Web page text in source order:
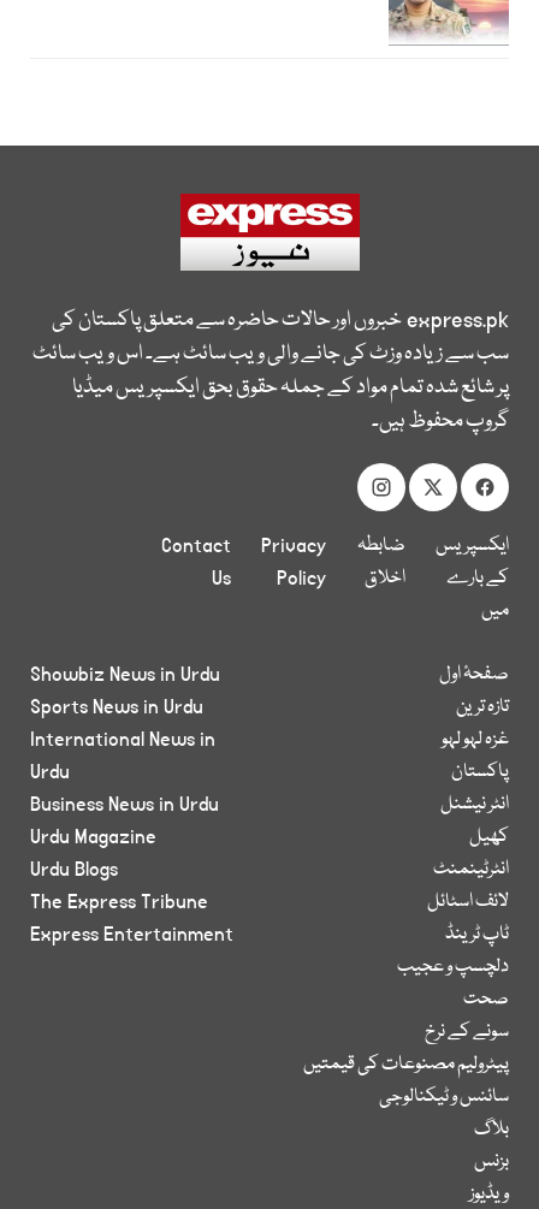
express.pkخبروں اور حالات حاضرہ سے متعلق پاکستان کی
سب سے زیادہ وزٹ کی جانے والی ویب سائٹ ہے۔ اس ویب سائٹ
پر شائع شدہ تمام مواد کے جملہ حقوق بحق ایکسپریس میڈیا
گروپ محفوظ ہیں۔
ایکسپریس
کے بارے
میں
ضابطہ
اخلاق
Privacy
Policy
Contact
Us
صفحۂ اول
تازہ ترین
غزہ لہو لہو
پاکستان
انٹر نیشنل
کھیل
انٹرٹینمنٹ
لائف اسٹائل
ٹاپ ٹرینڈ
دلچسپ و عجیب
صحت
سونے کے نرخ
پیٹرولیم مصنوعات کی قیمتیں
سائنس و ٹیکنالوجی
بلاگ
بزنس
ویڈیوز
Showbiz News in Urdu
Sports News in Urdu
International News in
Urdu
Business News in Urdu
Urdu Magazine
Urdu Blogs
The Express Tribune
Express Entertainment